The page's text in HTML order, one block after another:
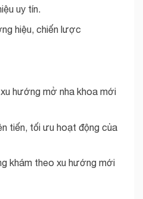
uy tín.
hiệu, chiến lược
hướng mở nha khoa mới
tiến, tối ưu hoạt động của
khám theo xu hướng mới